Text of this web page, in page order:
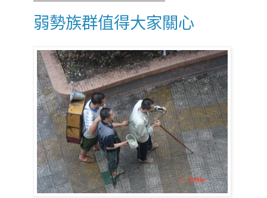
弱勢族群值得大家關心